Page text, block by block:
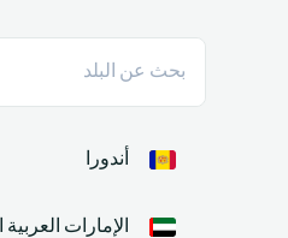
أندورا
الإمارات